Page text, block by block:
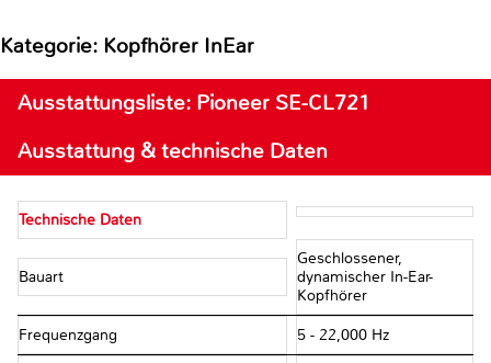
Kategorie: Kopfhörer InEar
Ausstattungsliste: Pioneer SE-CL721
Ausstattung & technische Daten
Technische Daten
Bauart
Geschlossener,
dynamischer In-Ear-
Kopfhörer
Frequenzgang 5 - 22,000 Hz